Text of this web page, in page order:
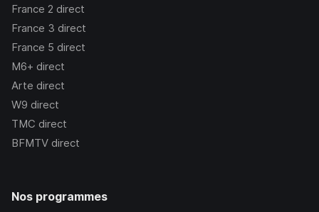
France 2 direct
France 3 direct
France 5 direct
M6+ direct
Arte direct
W9 direct
TMC direct
BFMTV direct
Nos programmes